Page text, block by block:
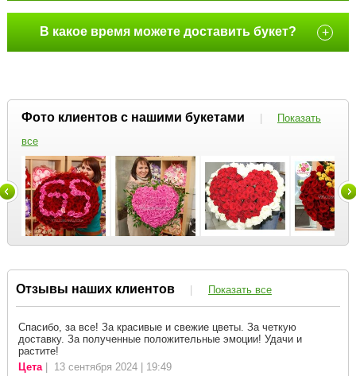
В какое время можете доставить букет? +
Фото клиентов с нашими букетами |
Показать
все
Отзывы наших клиентов | Показать все
Спасибо, за все! За красивые и свежие цветы. За четкую
доставку. За полученные положительные эмоции! Удачи и
растите!
Цета| 13 сентября 2024 | 19:49